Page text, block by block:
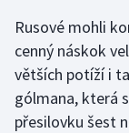
Rusové mohli
cenný náskok
větších potíží i
gólmana, která
přesilovku šest